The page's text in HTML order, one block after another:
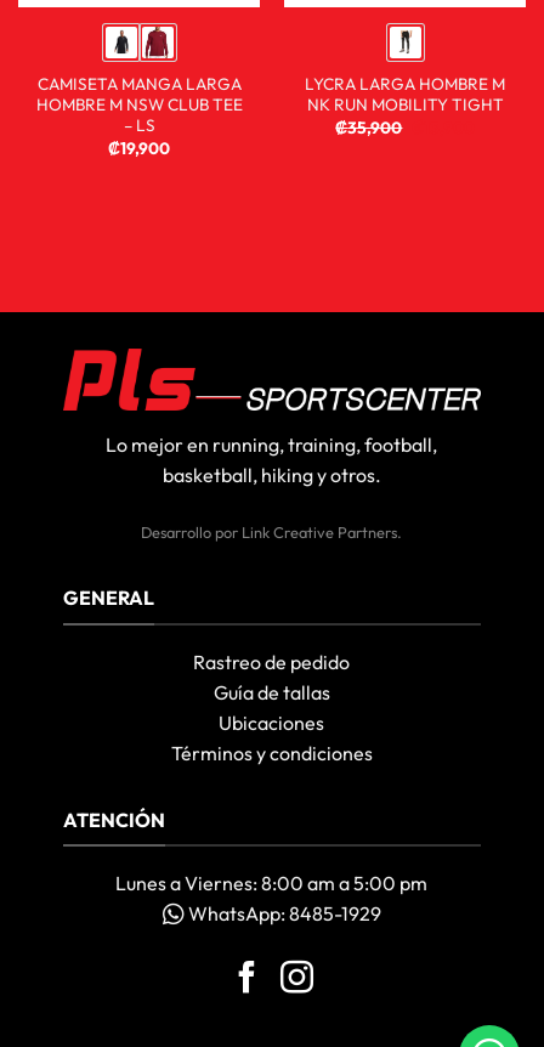
CAMISETA MANGA LARGA
HOMBRE M NSW CLUB TEE
– LS
₡19,900
LYCRA LARGA HOMBRE M
NK RUN MOBILITY TIGHT
₡35,900
Lo mejor en running, training, football,
basketball, hiking y otros.
Desarrollo por Link Creative Partners.
GENERAL
Rastreo de pedido
Guía de tallas
Ubicaciones
Términos y condiciones
ATENCIÓN
Lunes a Viernes: 8:00 am a 5:00 pm
WhatsApp: 8485-1929